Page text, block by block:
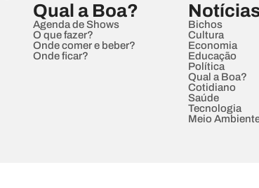
Qual a Boa?
Agenda de Shows
O que fazer?
Onde comer e beber?
Onde ficar?
Bichos
Cultura
Economia
Educação
Política
Qual a Boa?
Cotidiano
Saúde
Tecnologia
Meio